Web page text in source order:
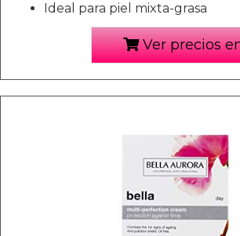
Ideal para piel mixta-grasa
Ver precios